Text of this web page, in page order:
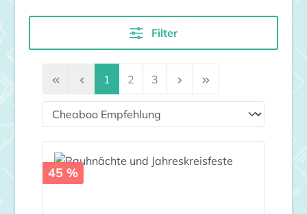
Filter
Seite
1 Seite
2 Seite
3
45 %